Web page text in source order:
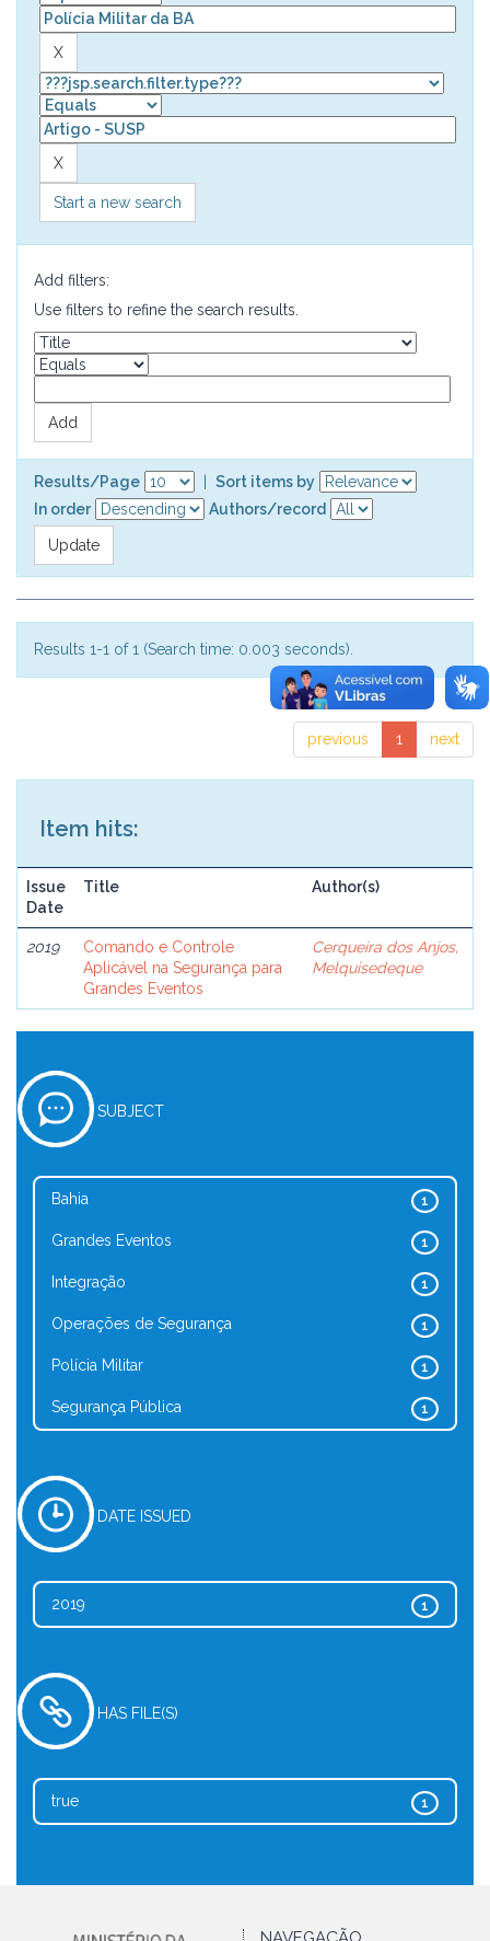
Start a new search
Add filters:
Use filters to refine the search results.
Results/Page
Sort items by
In order
Authors/record
Results 1-1 of 1 (Search time: 0.003 seconds).
previous 1 next
Item hits:
Issue
Date
Title Author(s)
2019
Comando e Controle
Aplicável na Segurança para
Grandes Eventos
Cerqueira dos Anjos,
Melquisedeque
SUBJECT
1
Bahia
1
Grandes Eventos
1
Integração
1
Operações de Segurança
1
Polícia Militar
1
Segurança Pública
DATE ISSUED
1
2019
HAS FILE(S)
1
true